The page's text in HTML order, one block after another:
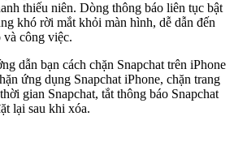
thiếu niên. Dòng thông báo liên tục bật
khó rời mắt khỏi màn hình, dễ dẫn đến
và công việc.
dẫn bạn cách chặn Snapchat trên iPhone
ứng dụng Snapchat iPhone, chặn trang
gian Snapchat, tắt thông báo Snapchat
lại sau khi xóa.